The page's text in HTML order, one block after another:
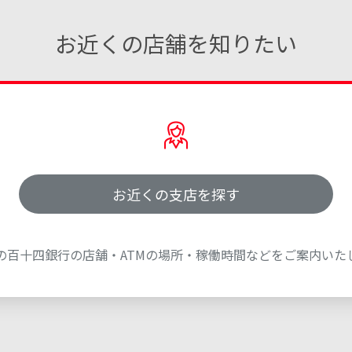
お近くの店舗を知りたい
お近くの支店を探す
百十四銀行の店舗・ATMの場所・稼働時間などをご案内いた